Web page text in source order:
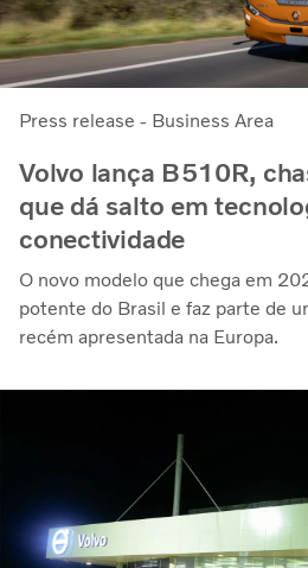
Press release - Business Area
Volvo lança B510R,
que dá salto em
conectividade
O novo modelo que chega em
potente do Brasil e faz parte de
recém apresentada na Europa.